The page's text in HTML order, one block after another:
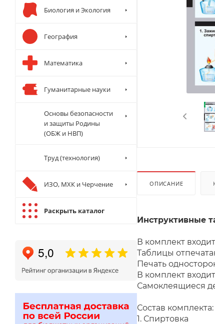
ОПИСАНИЕ
Инструктивные
В комплект
Таблицы
Печать
В комплект
Самоклеящиеся
1. Спиртовка
Биология и Экология
География
Математика
Гуманитарные науки
Основы безопасности
и защиты Родины
(ОБЖ и НВП)
Труд (технология)
ИЗО, МХК и Черчение
Раскрыть каталог